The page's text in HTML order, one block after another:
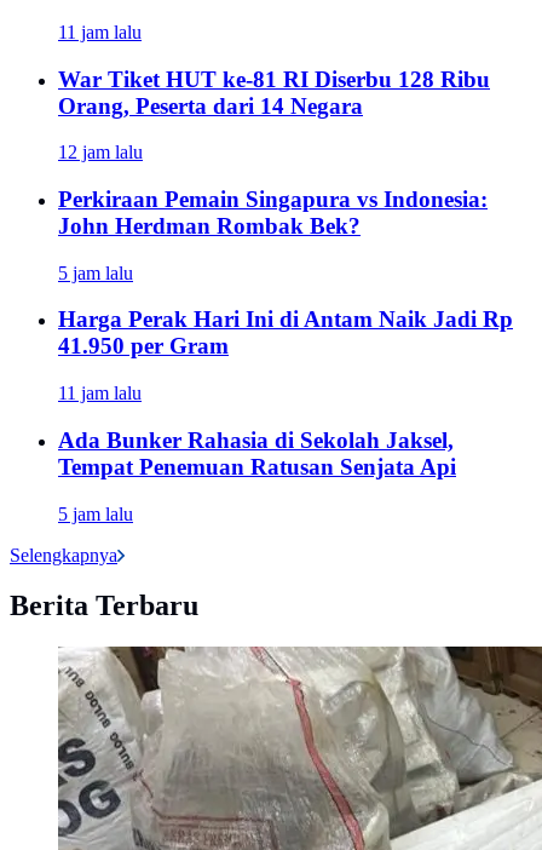
11 jam lalu
War Tiket HUT ke-81 RI Diserbu 128 Ribu
Orang, Peserta dari 14 Negara
12 jam lalu
Perkiraan Pemain Singapura vs Indonesia:
John Herdman Rombak Bek?
5 jam lalu
Harga Perak Hari Ini di Antam Naik Jadi Rp
41.950 per Gram
11 jam lalu
Ada Bunker Rahasia di Sekolah Jaksel,
Tempat Penemuan Ratusan Senjata Api
5 jam lalu
Selengkapnya
Berita Terbaru